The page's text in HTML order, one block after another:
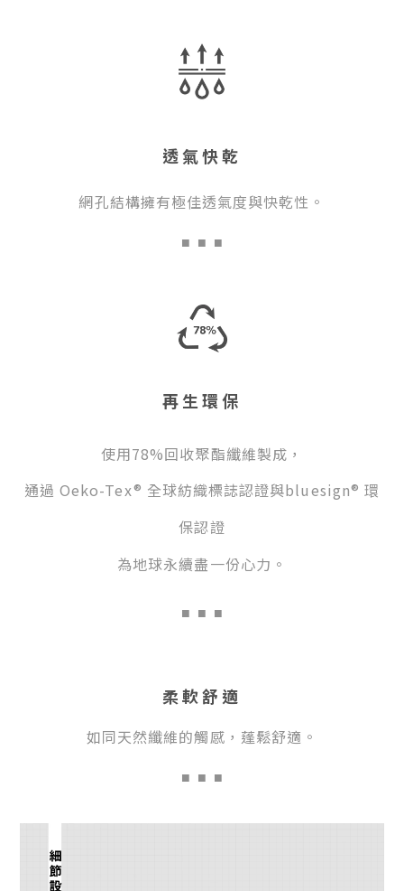
透氣快乾
網孔結構擁有極佳透氣度與快乾性。
■ ■ ■
再生環保
使用78%回收聚酯纖維製成，
通過 Oeko-Tex® 全球紡織標誌認證與bluesign® 環
保認證
為地球永續盡一份心力。
■ ■ ■
柔軟舒適
如同天然纖維的觸感，蓬鬆舒適。
■ ■ ■